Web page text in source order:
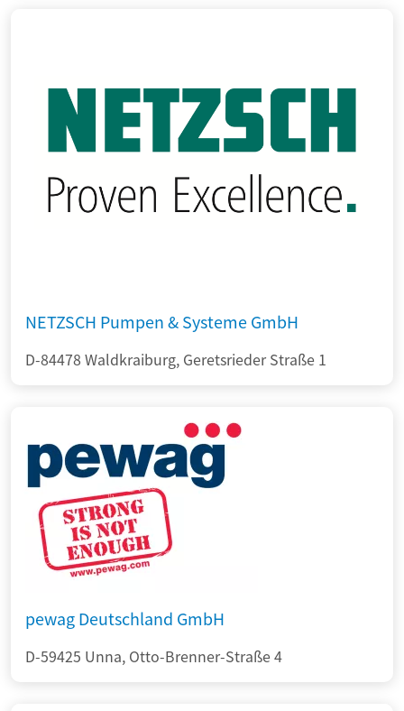
NETZSCH Pumpen & Systeme GmbH
D-84478 Waldkraiburg, Geretsrieder Straße 1
pewag Deutschland GmbH
D-59425 Unna, Otto-Brenner-Straße 4